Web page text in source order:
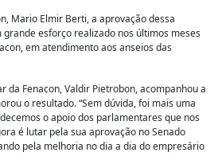
Mario Elmir Berti, a aprovação dessa
esforço realizado nos últimos meses
em atendimento aos anseios das
da Fenacon, Valdir Pietrobon, acompanhou a
o resultado. “Sem dúvida, foi mais uma
o apoio dos parlamentares que nos
é lutar pela sua aprovação no Senado
pela melhoria no dia a dia do empresário